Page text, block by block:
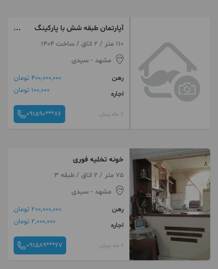
آپارتمان طبقه شش با پارکینگ
واسانسور110 متر / 2 اتاق / ساخت 1404
مشهد - سیدی
رهن
400,000,000 تومان
اجاره
100,000 تومان
7 ماه پیش 091590***86
خونه تخلیه فوری
75 متر / 2 اتاق / طبقه 3
مشهد - سیدی
رهن
200,000,000 تومان
اجاره
2,000,000 تومان
9 ماه پیش 091589***67